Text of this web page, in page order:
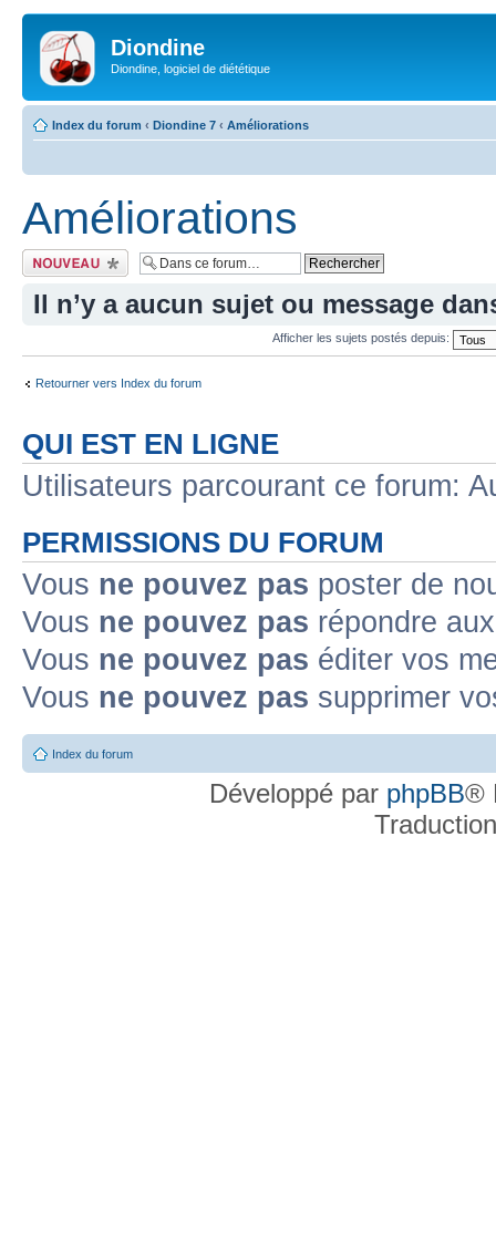
Diondine
Diondine, logiciel de diététique
Index du forum ‹ Diondine 7 ‹ Améliorations
Améliorations
Écrire un nouveau
sujet
Il n’y a aucun sujet ou message
Afficher les sujets postés depuis:
Retourner vers Index du forum
QUI EST EN LIGNE
Utilisateurs parcourant ce forum:
PERMISSIONS DU FORUM
Vous ne pouvez pas poster de
Vous ne pouvez pas répondre
Vous ne pouvez pas éditer vos
Vous ne pouvez pas supprimer
Index du forum
Développé par phpBB®